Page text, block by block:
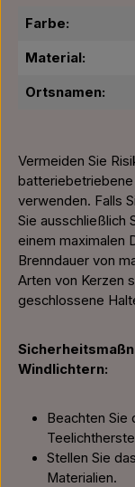
Farbe:
Material:
Ortsnamen:
Vermeiden Sie
verwenden. Falls
Sie ausschließlich
einem maximalen
Brenndauer von
Arten von Kerzen
geschlossene
Windlichtern:
Beachten Sie
Stellen Sie
Materialien.